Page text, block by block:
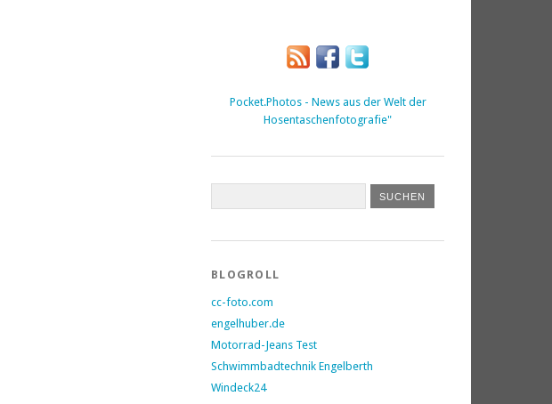
Pocket.Photos - News aus der Welt der
Hosentaschenfotografie"
BLOGROLL
cc-foto.com
engelhuber.de
Motorrad-Jeans Test
Schwimmbadtechnik Engelberth
Windeck24